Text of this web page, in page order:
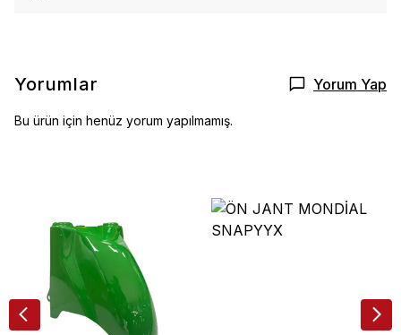
Yorumlar Yorum Yap
Bu ürün için henüz yorum yapılmamış.